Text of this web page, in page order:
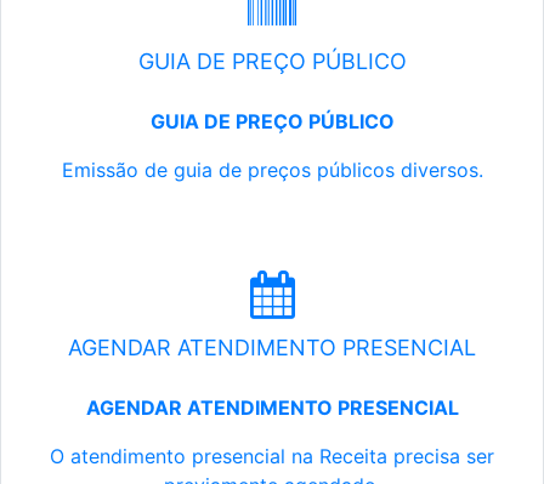
GUIA DE PREÇO PÚBLICO
GUIA DE PREÇO PÚBLICO
Emissão de guia de preços públicos diversos.
AGENDAR ATENDIMENTO PRESENCIAL
AGENDAR ATENDIMENTO PRESENCIAL
O atendimento presencial na Receita precisa ser